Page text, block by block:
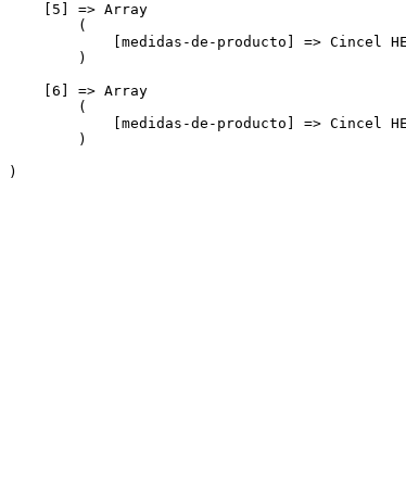
    [5] => Array
        (
[medidas-de-producto] => Cincel
        )
    [6] => Array
        (
[medidas-de-producto] => Cincel
        )